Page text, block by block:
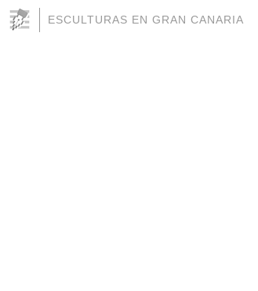
ESCULTURAS EN GRAN CANARIA